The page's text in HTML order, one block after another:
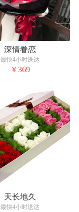
深情眷恋
最快4小时送达
￥369
天长地久
最快4小时送达